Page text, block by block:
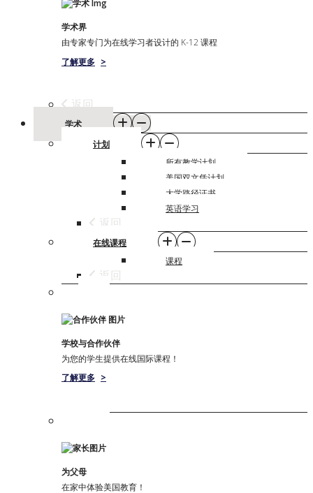
学术界
由专家专门为在线学习者设计的 K-12 课程
了解更多 >
返回
学术
计划
所有教学计划
美国双文凭计划
大学路径证书
英语学习
返回
在线课程
课程
返回
学校与合作伙伴
为您的学生提供在线国际课程！
了解更多 >
为父母
在家中体验美国教育！